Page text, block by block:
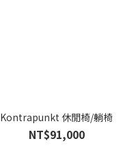
Kontrapunkt 休閒椅/躺椅
NT$91,000